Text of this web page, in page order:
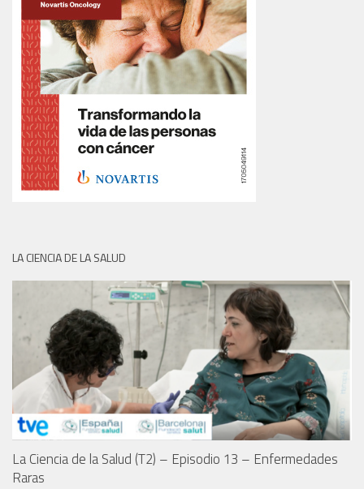
LA CIENCIA DE LA SALUD
La Ciencia de la Salud (T2) – Episodio 13 – Enfermedades
Raras